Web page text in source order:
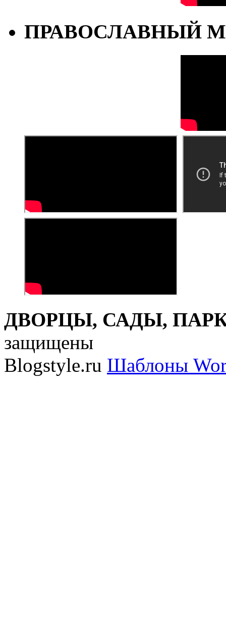
ПРАВОСЛАВНЫЙ
ДВОРЦЫ, САДЫ,
защищены
Blogstyle.ru Шаблоны